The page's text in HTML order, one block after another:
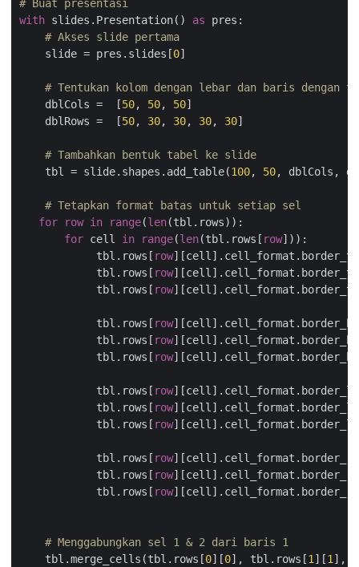
# Buat presentasi
with slides.Presentation() as pres:
# Akses slide pertama
    slide = pres.slides[
0]
# Tentukan kolom dengan lebar dan baris dengan
    dblCols =  [
50, 50, 50]
    dblRows =  [
50, 30, 30, 30, 30]
# Tambahkan bentuk tabel ke slide
    tbl = slide.shapes.add_table(
100, 50, dblCols,
# Tetapkan format batas untuk setiap sel
for
row in range(len(tbl.rows)):
for cell in range(len(tbl.rows[ row])):
            tbl.rows[
row
            tbl.rows[
row
            tbl.rows[
row
            tbl.rows[
row
            tbl.rows[
row
            tbl.rows[
row
            tbl.rows[
row
            tbl.rows[
row
            tbl.rows[
row
            tbl.rows[
row
            tbl.rows[
row
            tbl.rows[
row
# Menggabungkan sel 1 & 2 dari baris 1
    tbl.merge_cells(tbl.rows[
0][0], tbl.rows[1][1],